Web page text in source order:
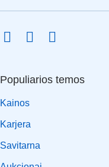
Populiarios temos
Kainos
Karjera
Savitarna